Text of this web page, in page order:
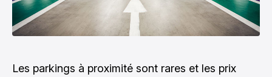
Les parkings à proximité sont rares et les prix